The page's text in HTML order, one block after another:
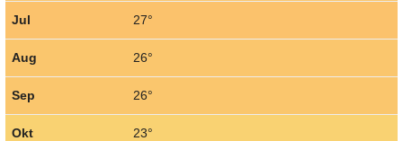
Jul 27°
Aug 26°
Sep 26°
Okt 23°